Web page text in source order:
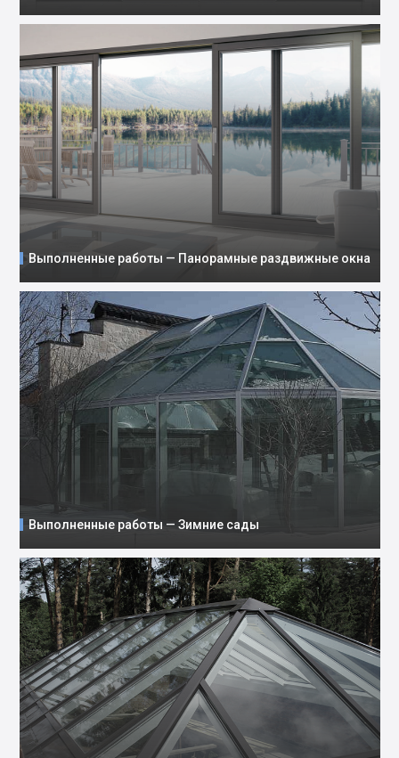
Выполненные работы — Панорамные раздвижные окна
Выполненные работы — Зимние сады